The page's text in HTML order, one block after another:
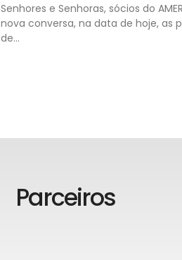
Senhores e Senhoras, sócios do
nova conversa, na data de hoje, as
de…
Parceiros